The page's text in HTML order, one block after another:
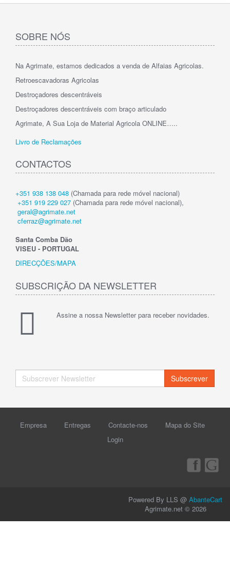
SOBRE NÓS
Na Agrimate, estamos dedicados a venda de Alfaias Agricolas.
Retroescavadoras Agricolas
Destroçadores descentráveis
Destroçadores descentráveis com braço articulado
Agrimate, A Sua Loja de Material Agricola ONLINE…..
Livro de Reclamações
CONTACTOS
+351 938 138 048 (Chamada para rede móvel nacional)
+351 919 229 027 (Chamada para rede móvel nacional),
geral@agrimate.net
cferraz@agrimate.net
Santa Comba Dão
VISEU - PORTUGAL
DIRECÇÕES/MAPA
SUBSCRIÇÃO DA NEWSLETTER
Assine a nossa Newsletter para receber novidades.
Subscrever
Empresa Entregas Contacte-nos
Mapa do Site
Login
Powered By LLS @ AbanteCart
Agrimate.net © 2026